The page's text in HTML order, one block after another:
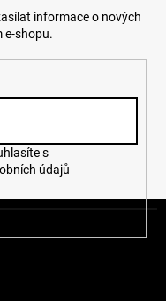
informace o nových
e-shopu.
údajů